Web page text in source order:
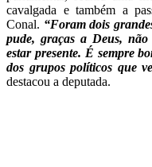
cavalgada e também a
Conal. “Foram dois
pude, graças a Deus, não
estar presente. É sempre
dos grupos políticos que
destacou a deputada.